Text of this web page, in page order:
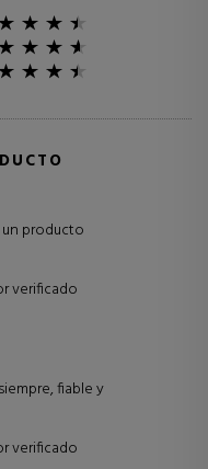
producto
verificado
fiable y
verificado